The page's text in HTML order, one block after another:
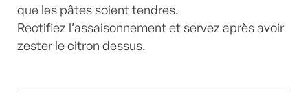
que les pâtes soient tendres.
Rectifiez l’assaisonnement et servez après avoir
zester le citron dessus.